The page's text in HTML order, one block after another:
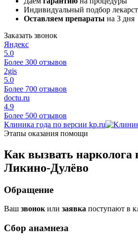
Индивидуальный подбор
Оставляем препараты на 3 дня
Заказать звонок
Яндекс
5.0
Более 300 отзывов
2gis
5.0
Более 700 отзывов
doctu.ru
4.9
Более 500 отзывов
Клиника года по версии kp.ru
Этапы оказания помощи
Как вызвать нарколога
Ликино-Дулёво
Обращение
Ваш звонокили заявка поступают в
Сбор анамнеза